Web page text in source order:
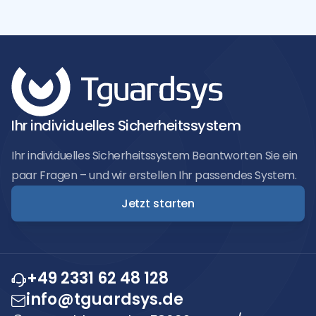
Ihr individuelles Sicherheitssystem
Ihr individuelles Sicherheitssystem Beantworten Sie ein
paar Fragen – und wir erstellen Ihr passendes System.
Jetzt starten
+49 2331 62 48 128
info@tguardsys.de